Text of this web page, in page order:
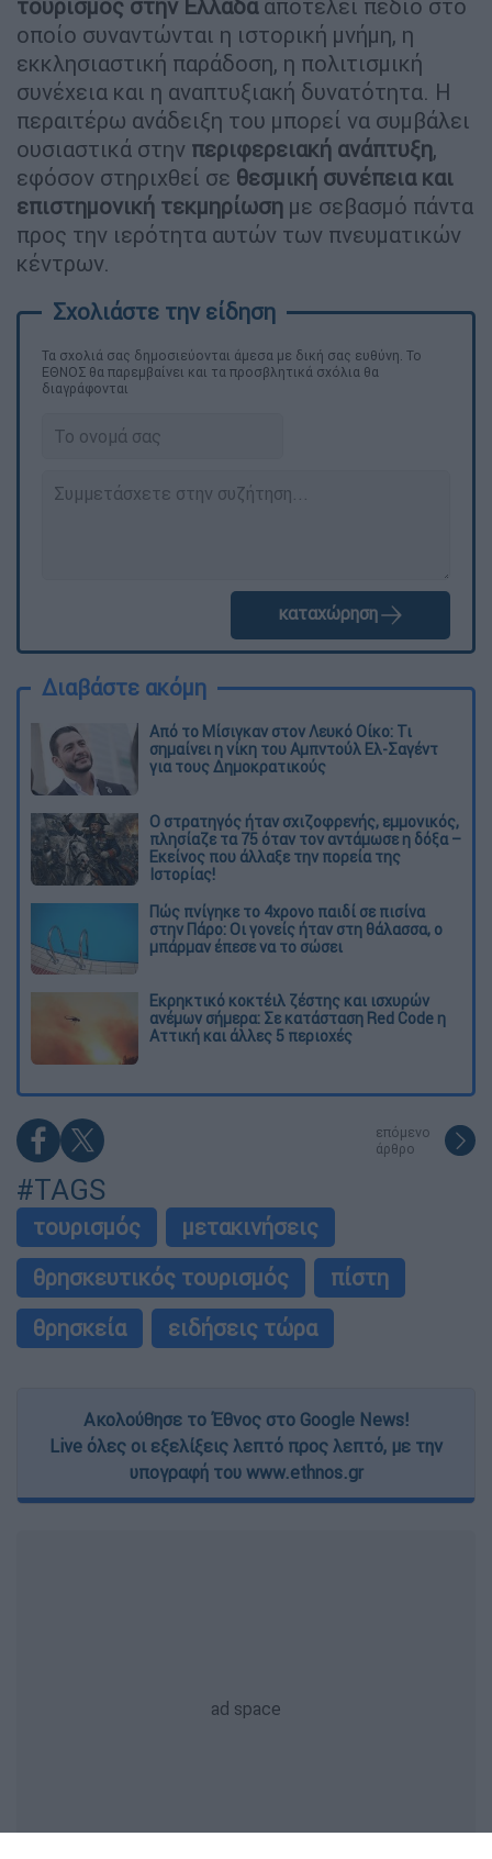
τουρισμός στην Ελλάδααποτελεί πεδίο στο
οποίο συναντώνται η ιστορική μνήμη, η
εκκλησιαστική παράδοση, η πολιτισμική
συνέχεια και η αναπτυξιακή δυνατότητα. Η
περαιτέρω ανάδειξη του μπορεί να συμβάλει
ουσιαστικά στην περιφερειακή ανάπτυξη,
εφόσον στηριχθεί σε θεσμική συνέπεια και
επιστημονική τεκμηρίωση με σεβασμό πάντα
προς την ιερότητα αυτών των πνευματικών
κέντρων.
Τα σχολιά σας δημοσιεύονται άμεσα με δική σας ευθύνη. Το
ΕΘΝΟΣ θα παρεμβαίνει και τα προσβλητικά σχόλια θα
διαγράφονται
καταχώρηση
Διαβάστε ακόμη
Από το Μίσιγκαν στον Λευκό Οίκο: Τι
σημαίνει η νίκη του Αμπντούλ Ελ-Σαγέντ
για τους Δημοκρατικούς
O στρατηγός ήταν σχιζοφρενής, εμμονικός,
πλησίαζε τα 75 όταν τον αντάμωσε η δόξα –
Εκείνος που άλλαξε την πορεία της
Ιστορίας!
Πώς πνίγηκε το 4χρονο παιδί σε πισίνα
στην Πάρο: Οι γονείς ήταν στη θάλασσα, ο
μπάρμαν έπεσε να το σώσει
Εκρηκτικό κοκτέιλ ζέστης και ισχυρών
ανέμων σήμερα: Σε κατάσταση Red Code η
Αττική και άλλες 5 περιοχές
επόμενο
άρθρο
#TAGS
τουρισμός
μετακινήσεις
θρησκευτικός τουρισμός
πίστη
θρησκεία
ειδήσεις τώρα
Ακολούθησε το Έθνος στο Google News!
Live όλες οι εξελίξεις λεπτό προς λεπτό, με την
υπογραφή του www.ethnos.gr